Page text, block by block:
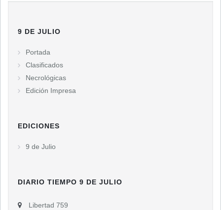
9 DE JULIO
Portada
Clasificados
Necrológicas
Edición Impresa
EDICIONES
9 de Julio
DIARIO TIEMPO 9 DE JULIO
Libertad 759